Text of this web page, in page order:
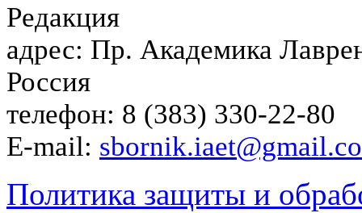
Редакция
адрес: Пр. Академика
Россия
телефон: 8 (383) 330-22-80
E-mail:
Политика защиты и